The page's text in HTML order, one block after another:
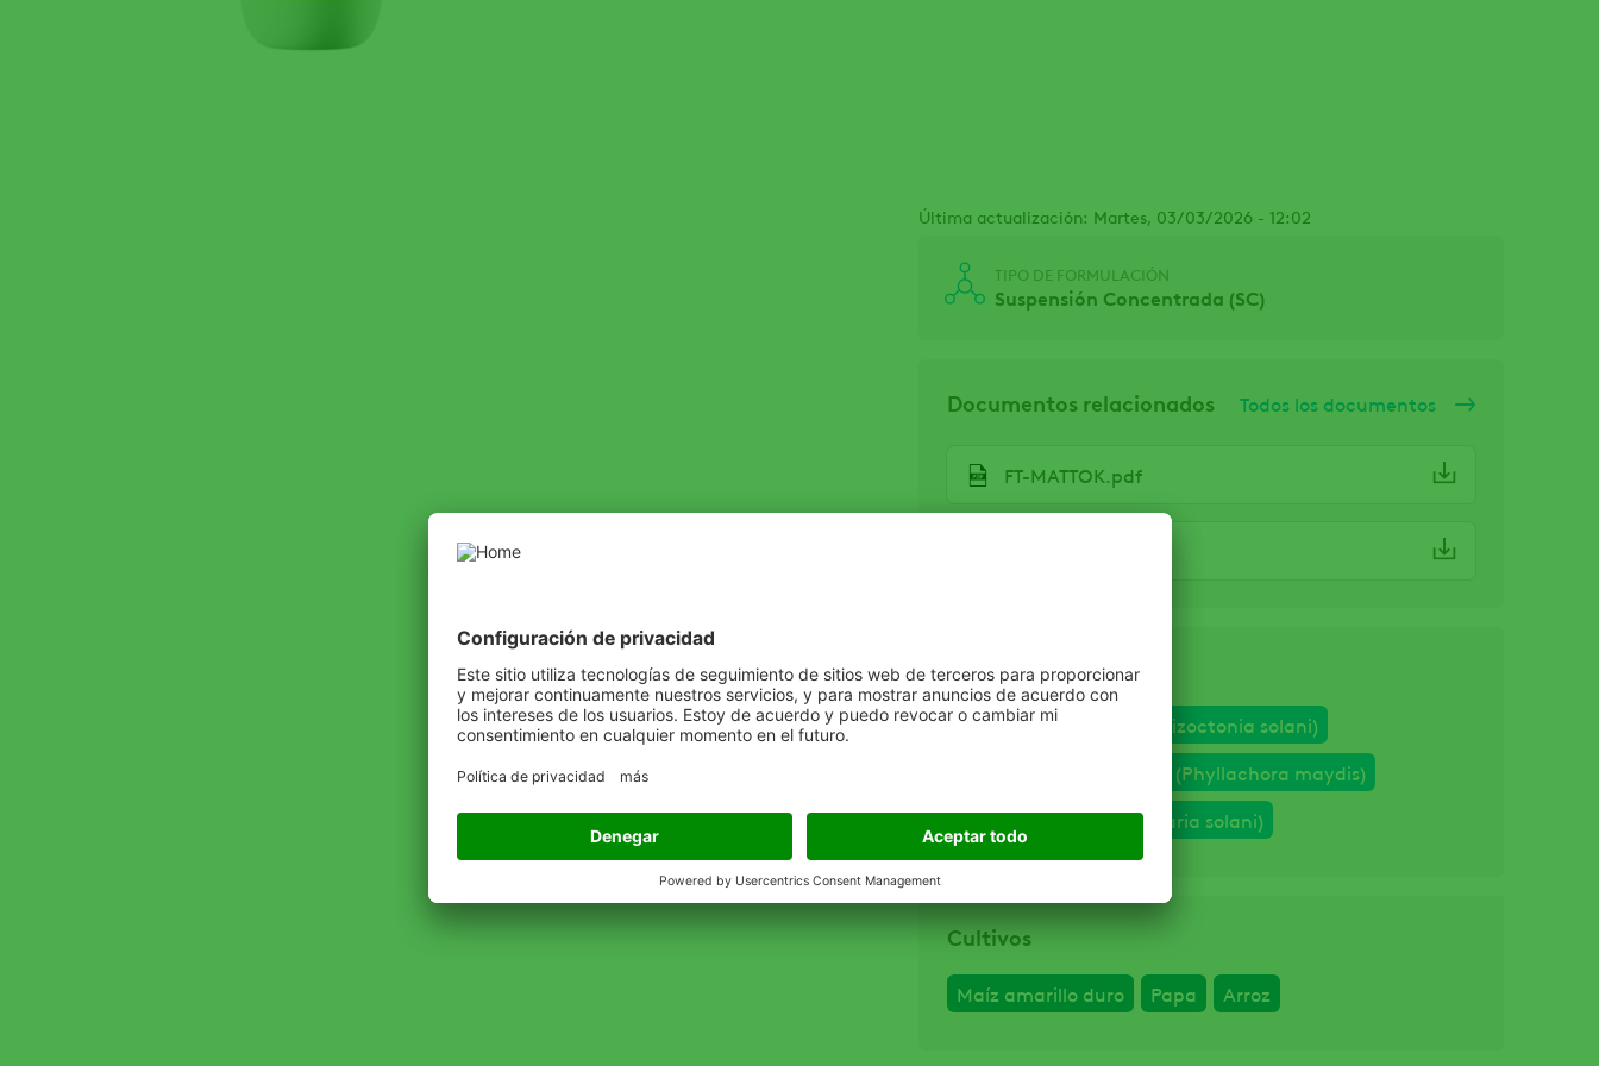
Última actualización: Martes, 03/03/2026 - 12:02
TIPO DE FORMULACIÓN
Suspensión Concentrada (SC)
Documentos relacionados Todos los documentos
FT-MATTOK.pdf
Problemática
Chupadera fungosa (Rhizoctonia solani)
Mancha negra del maíz (Phyllachora maydis)
Tizon temprano (Alternaria solani)
Cultivos
Maíz amarillo duro Papa Arroz